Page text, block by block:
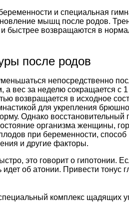
и специальная
мышц после родов.
возвращаются в
после родов
непосредственно
вес за неделю сокращается с 1
возвращается в исходное
для укрепления
Однако восстановительный
организма женщины,
при беременности, способ
и другие факторы.
это говорит о гипотонии.
об атонии. Привести тонус
комплекс щадящих